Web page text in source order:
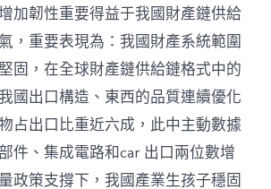
加韌性重要得益于我國財產鏈供給
，重要表現為：我國財產系統範圍
固，在全球財產鏈供給鏈格式中的
國出口構造、東西的品質連續優化
占出口比重近六成，此中主動數據
件、集成電路和car 出口兩位數增
政策支撐下，我國產業生孩子穩固